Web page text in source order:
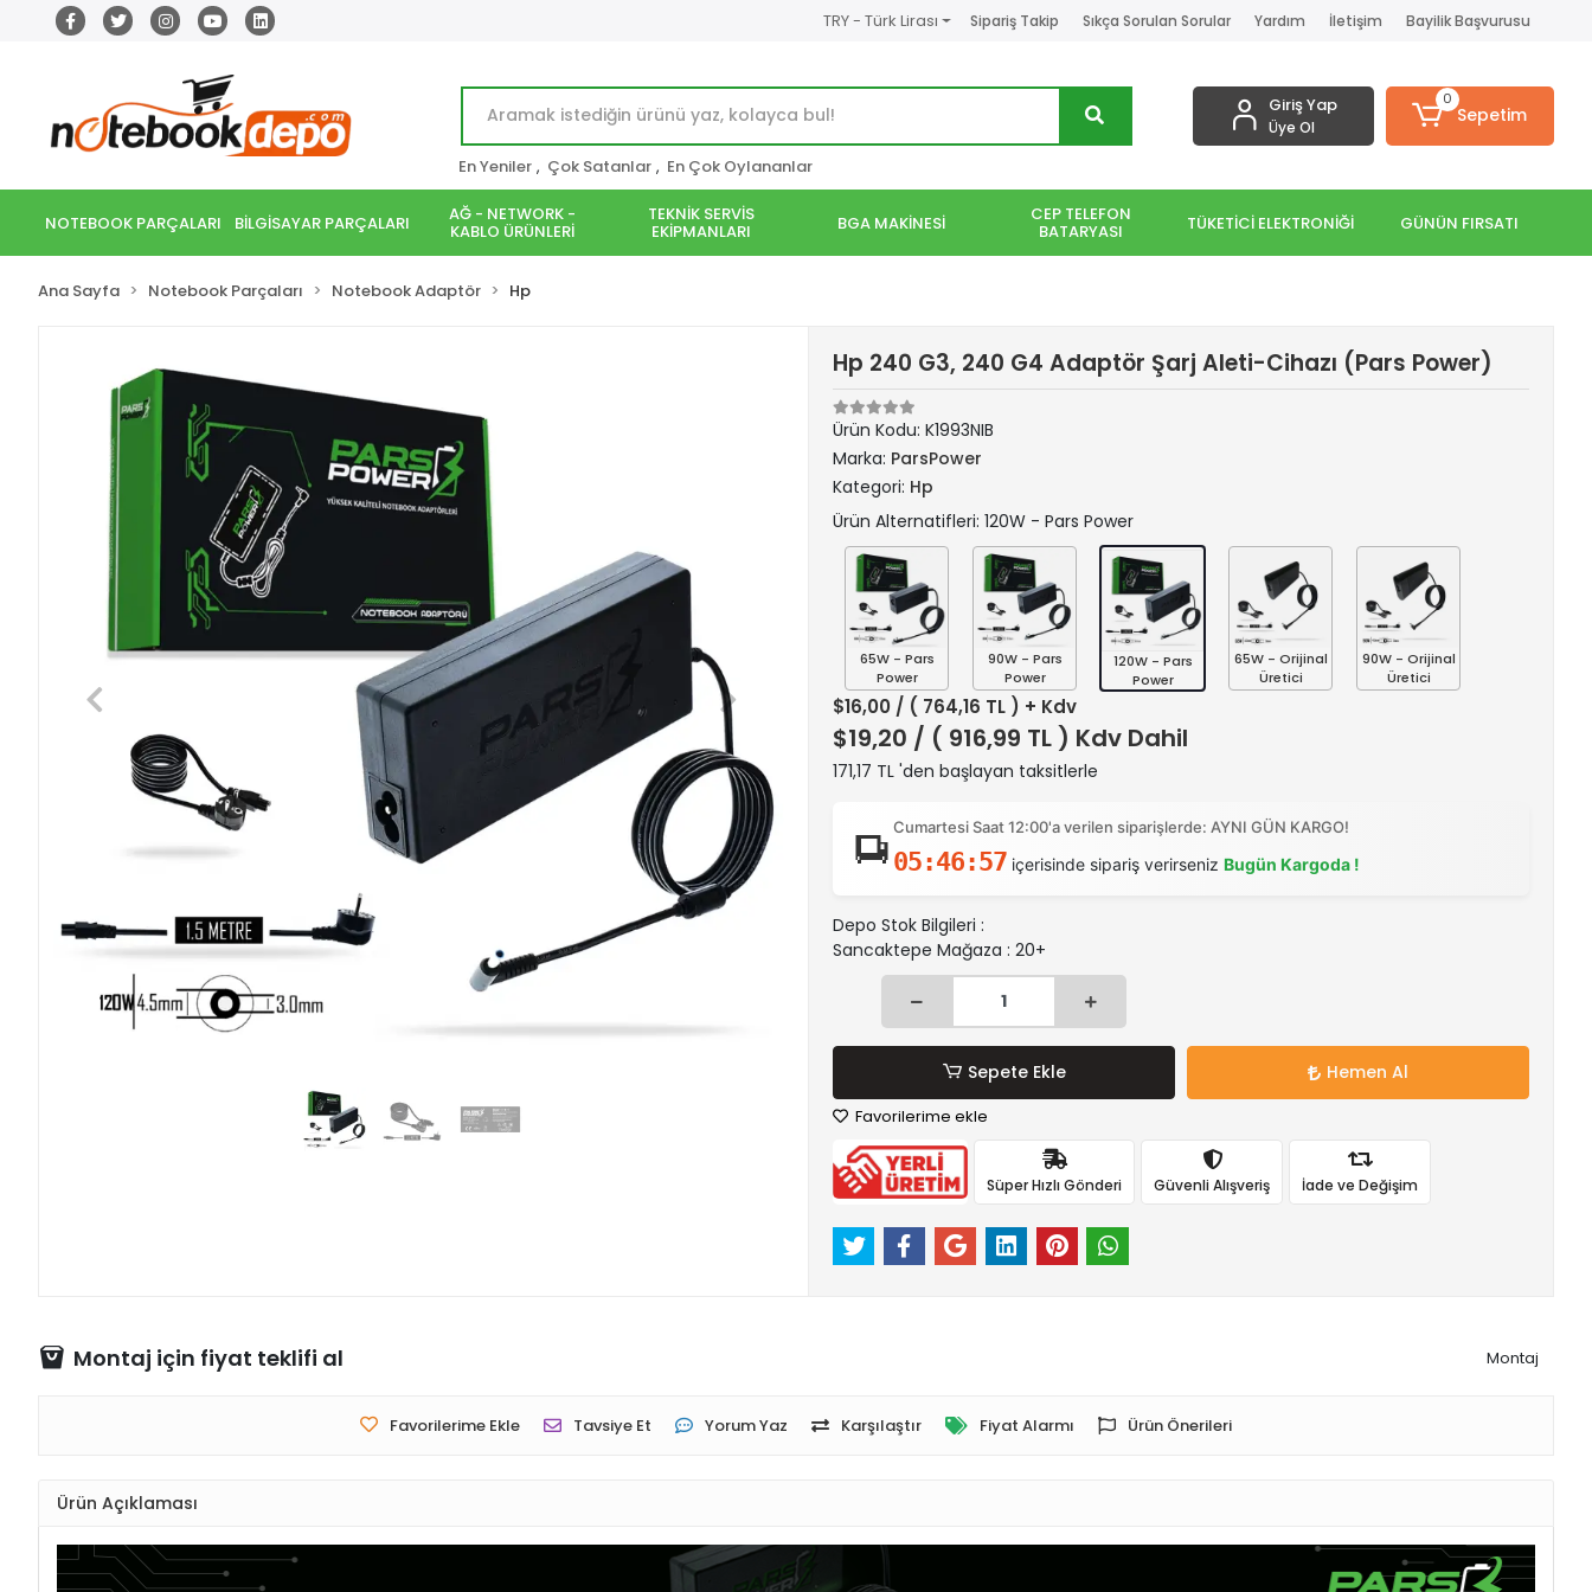
TRY - Türk Lirası Sipariş Takip Sıkça Sorulan Sorular Yardım İletişim Bayilik Başvurusu
En Yeniler , Çok Satanlar , En Çok Oylananlar
Giriş Yap
Üye Ol
0
Sepetim
NOTEBOOK PARÇALARI BİLGİSAYAR PARÇALARI AĞ - NETWORK -
KABLO ÜRÜNLERİ
TEKNİK SERVİS
EKİPMANLARI BGA MAKİNESİ CEP TELEFON
BATARYASI TÜKETİCİ ELEKTRONİĞİ GÜNÜN FIRSATI
Ana Sayfa Notebook Parçaları Notebook Adaptör Hp
Hp 240 G3, 240 G4 Adaptör Şarj Aleti-Cihazı (Pars Power)
Ürün Kodu: K1993NIB
Marka: ParsPower
Kategori: Hp
Ürün Alternatifleri: 120W - Pars Power
65W - Pars
Power
90W - Pars
Power
120W - Pars
Power
65W - Orijinal
Üretici
90W - Orijinal
Üretici
$16,00 / ( 764,16 TL ) + Kdv
$19,20 / ( 916,99 TL ) Kdv Dahil
171,17 TL 'den başlayan taksitlerle
Cumartesi Saat 12:00'a verilen siparişlerde: AYNI GÜN KARGO!
05:46:56 içerisinde sipariş verirseniz Bugün Kargoda !
Depo Stok Bilgileri :
Sancaktepe Mağaza : 20+
Sepete Ekle Hemen Al
Favorilerime ekle
Süper Hızlı Gönderi Güvenli Alışveriş İade ve Değişim
Montaj için fiyat teklifi al Montaj
Favorilerime Ekle Tavsiye Et Yorum Yaz Karşılaştır Fiyat Alarmı Ürün Önerileri
Ürün Açıklaması